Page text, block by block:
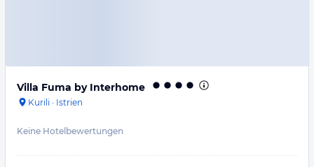
Villa Fuma by Interhome
Kurili · Istrien
Keine Hotelbewertungen